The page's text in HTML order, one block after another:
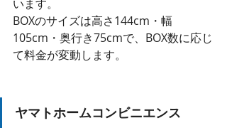
います。
BOXのサイズは高さ144cm・幅
105cm・奥行き75cmで、BOX数に応じ
て料金が変動します。
ヤマトホームコンビニエンス